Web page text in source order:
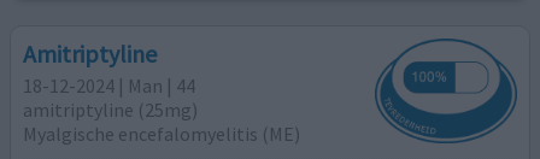
Amitriptyline
18-12-2024 | Man | 44
amitriptyline (25mg)
Myalgische encefalomyelitis (ME)